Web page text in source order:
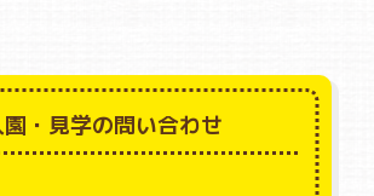
園・見学の問い合わせ